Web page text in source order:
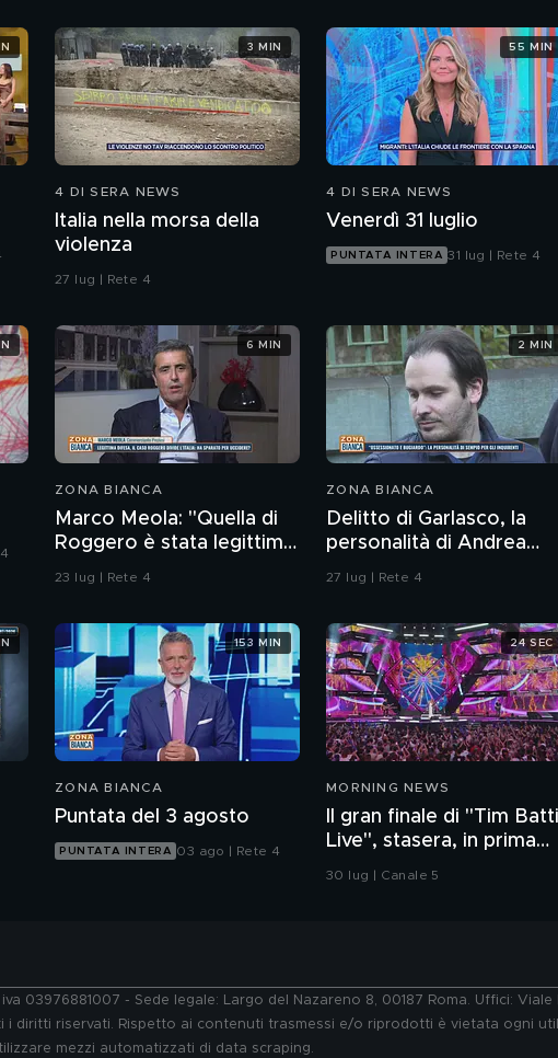
4 DI SERA NEWS
Italia nella morsa della
violenza
27 lug | Rete 4
3 MIN
4 DI SERA NEWS
Venerdì 31 luglio
PUNTATA INTERA 31 lug | Rete 4
55 MIN
ZONA BIANCA
Marco Meola: "Quella di
Roggero è stata legittima
difesa"
23 lug | Rete 4
6 MIN
ZONA BIANCA
Delitto di Garlasco, la
personalità di Andrea
Sempio per gli inquirenti:
27 lug | Rete 4
2 MIN
ZONA BIANCA
Puntata del 3 agosto
PUNTATA INTERA 03 ago | Rete 4
153 MIN
MORNING NEWS
Il gran finale di "Tim
Live", stasera, in prima
serata, su Canale 5
30 lug | Canale 5
24 SEC
03976881007 - Sede legale: Largo del Nazareno 8, 00187 Roma. Uffici:
i diritti riservati. Rispetto ai contenuti trasmessi e/o riprodotti è vietata ogni
mezzi automatizzati di data scraping.